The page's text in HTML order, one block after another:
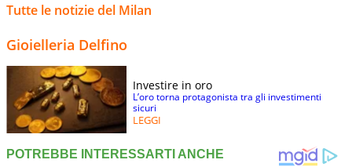
Tutte le notizie del Milan
Gioielleria Delfino
Investire in oro
L’oro torna protagonista tra gli investimenti
sicuri
LEGGI